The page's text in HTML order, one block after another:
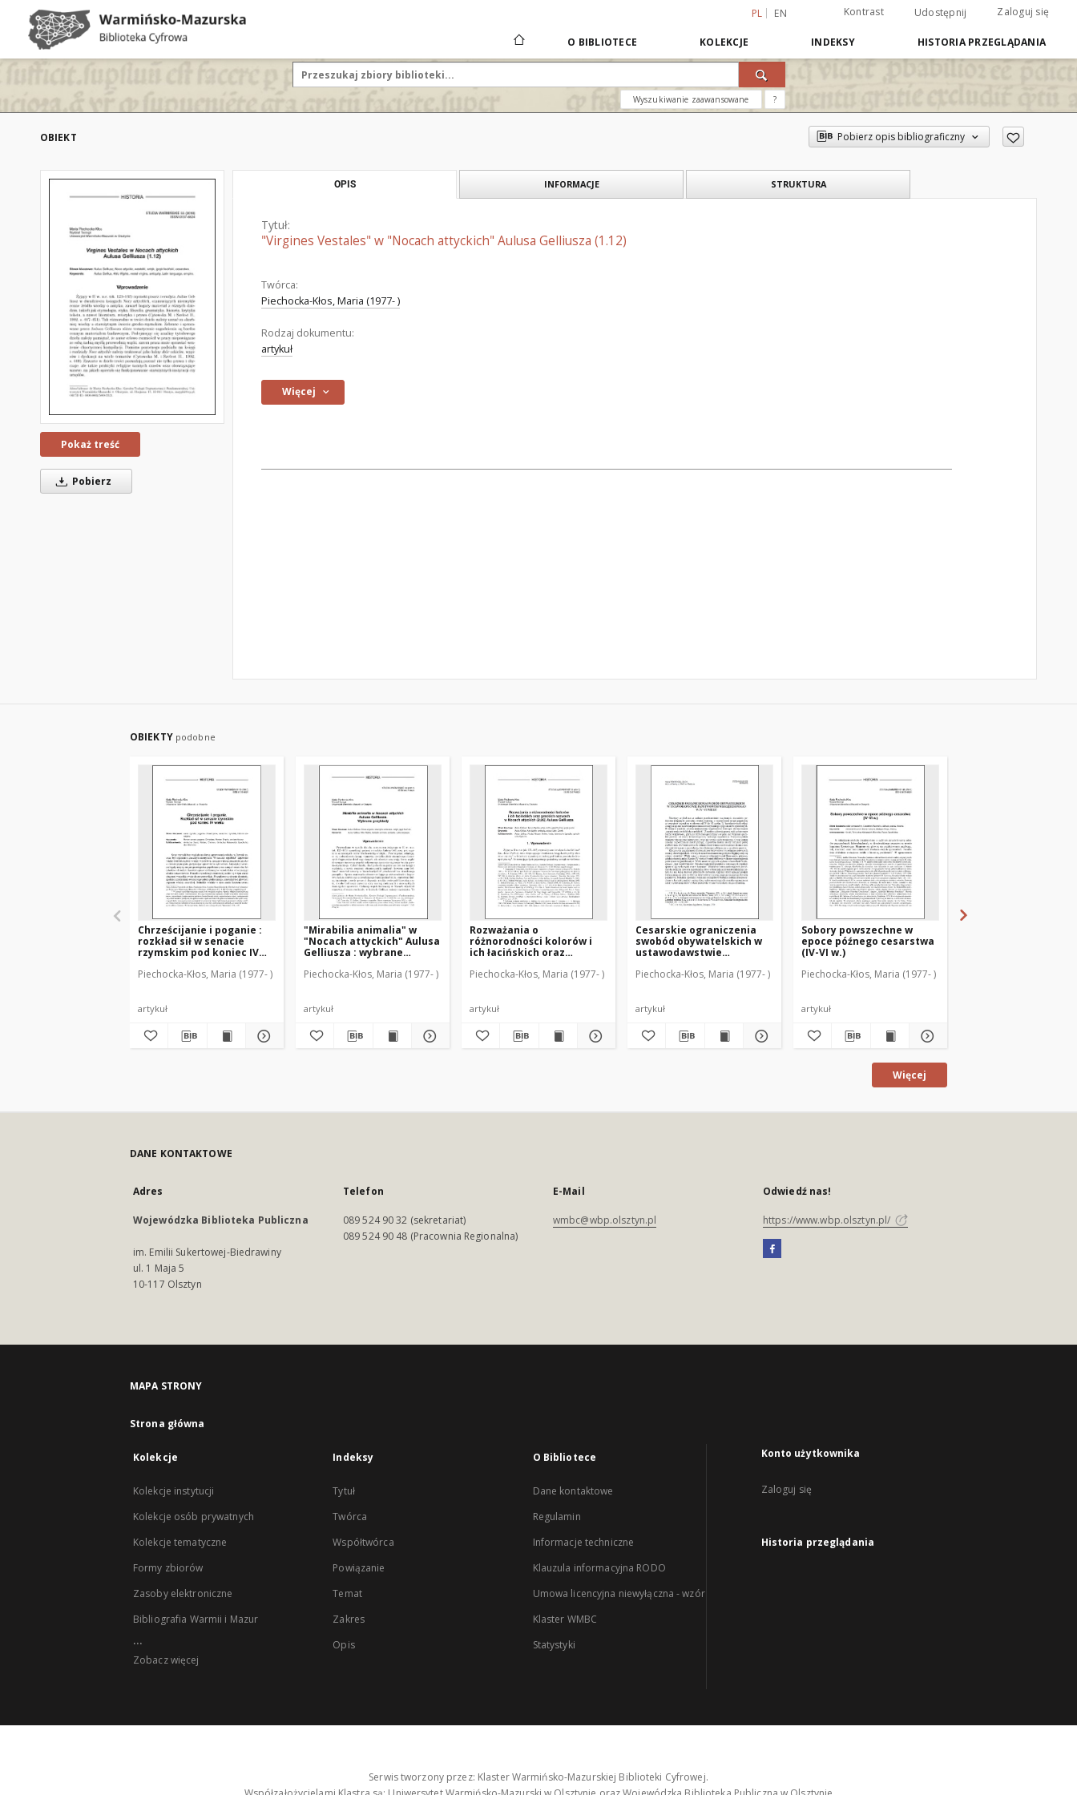
PL EN Kontrast Udostępnij Zaloguj się
O BIBLIOTECE KOLEKCJE INDEKSY HISTORIA PRZEGLĄDANIA
Wyszukiwanie zaawansowane ?
OBIEKT Pobierz opis bibliograficzny
Pokaż treść
Pobierz
OPIS INFORMACJE STRUKTURA
Tytuł:
"Virgines Vestales" w "Nocach attyckich" Aulusa Gelliusza (1.12)
Twórca:
Piechocka-Kłos, Maria (1977- )
Rodzaj dokumentu:
artykuł
Więcej
OBIEKTY podobne
Chrześcijanie i poganie :
rozkład sił w senacie
rzymskim pod koniec IV
Piechocka-Kłos, Maria (1977- )
artykuł
"Mirabilia animalia" w
"Nocach attyckich" Aulusa
Gelliusza : wybrane
Piechocka-Kłos, Maria (1977- )
artykuł
Rozważania o
różnorodności kolorów i
ich łacińskich oraz
"Nocach attyckich" (2.26)
Piechocka-Kłos, Maria (1977- )
artykuł
Cesarskie ograniczenia
swobód obywatelskich w
ustawodawstwie
pogan w IV-VI wieku
Piechocka-Kłos, Maria (1977- )
artykuł
Sobory powszechne w
epoce późnego cesarstwa
(IV-VI w.)
Piechocka-Kłos, Maria (1977- )
artykuł
Więcej
DANE KONTAKTOWE
Adres
Wojewódzka Biblioteka Publiczna
im. Emilii Sukertowej-Biedrawiny
ul. 1 Maja 5
10-117 Olsztyn
Telefon
089 524 90 32 (sekretariat)
089 524 90 48 (Pracownia Regionalna)
E-Mail
wmbc@wbp.olsztyn.pl
Odwiedź nas!
https://www.wbp.olsztyn.pl/
MAPA STRONY
Strona główna
Kolekcje
Kolekcje instytucji
Kolekcje osób prywatnych
Kolekcje tematyczne
Formy zbiorów
Zasoby elektroniczne
Bibliografia Warmii i Mazur
...
Zobacz więcej
Indeksy
Tytuł
Twórca
Współtwórca
Powiązanie
Temat
Zakres
Opis
O Bibliotece
Dane kontaktowe
Regulamin
Informacje techniczne
Klauzula informacyjna RODO
Umowa licencyjna niewyłączna - wzór
Klaster WMBC
Statystyki
Konto użytkownika
Zaloguj się
Historia przeglądania
Serwis tworzony przez: Klaster Warmińsko-Mazurskiej Biblioteki Cyfrowej.